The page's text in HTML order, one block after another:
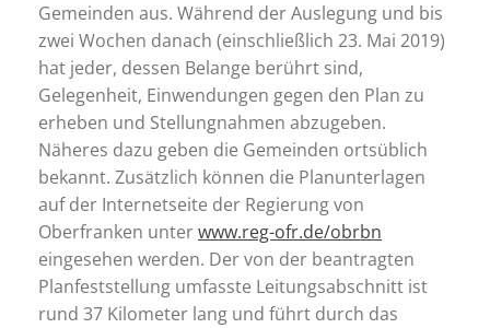
Gemeinden aus. Während der Auslegung und bis
zwei Wochen danach (einschließlich 23. Mai 2019)
hat jeder, dessen Belange berührt sind,
Gelegenheit, Einwendungen gegen den Plan zu
erheben und Stellungnahmen abzugeben.
Näheres dazu geben die Gemeinden ortsüblich
bekannt. Zusätzlich können die Planunterlagen
auf der Internetseite der Regierung von
Oberfranken unterwww.reg-ofr.de/obrbn
eingesehen werden. Der von der beantragten
Planfeststellung umfasste Leitungsabschnitt ist
rund 37 Kilometer lang und führt durch das